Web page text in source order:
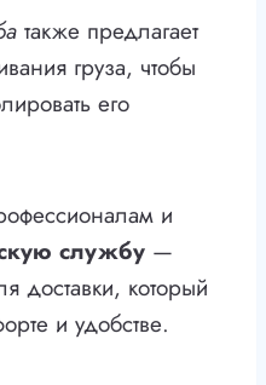
также предлагает
груза, чтобы
его
и
службу —
доставки, который
и удобстве.